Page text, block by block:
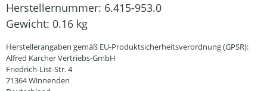
Herstellernummer: 6.415-953.0
Gewicht: 0.16 kg
Herstellerangaben gemäß EU-Produktsicherheitsverordnung (GPSR):
Alfred Kärcher Vertriebs-GmbH
Friedrich-List-Str. 4
71364 Winnenden